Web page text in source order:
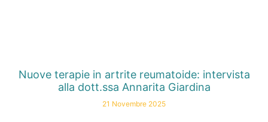
Nuove terapie in artrite reumatoide: intervista
alla dott.ssa Annarita Giardina
21 Novembre 2025